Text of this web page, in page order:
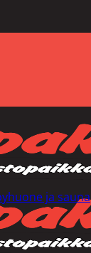
ja sauna